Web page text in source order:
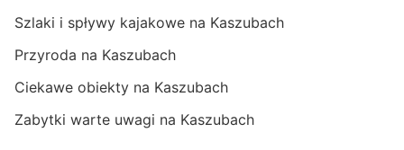
Szlaki i spływy kajakowe na Kaszubach
Przyroda na Kaszubach
Ciekawe obiekty na Kaszubach
Zabytki warte uwagi na Kaszubach